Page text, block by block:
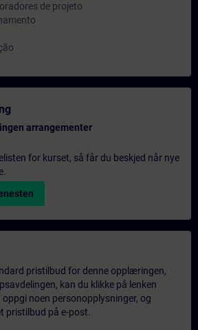
de projeto
arrangementer
for kurset, så får du beskjed når nye
pristilbud for denne opplæringen,
kan du klikke på lenken
noen personopplysninger, og
pristilbud på e-post.